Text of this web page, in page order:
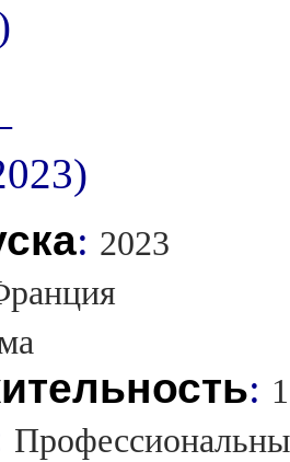
: 2023
: